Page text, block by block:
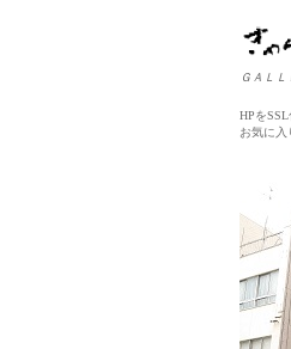
ＧＡＬ
HPを
お気に